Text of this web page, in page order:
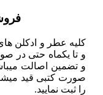
کلیه عطر و ادکلن
و تا یکماه حتی در
و تضمین اصالت
صورت کتبی قید
را ثبت نمایید.